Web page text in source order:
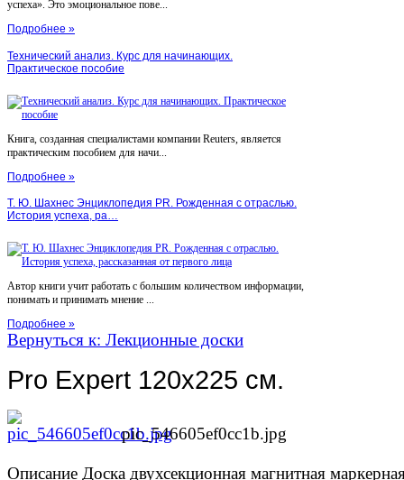
успеха». Это эмоциональное пове...
Подробнее »
Технический анализ. Курс для начинающих.
Практическое пособие
Книга, созданная специалистами компании Reuters, является
практическим пособием для начи...
Подробнее »
Т. Ю. Шахнес Энциклопедия PR. Рожденная с отраслью.
История успеха, ра…
Автор книги учит работать с большим количеством информации,
понимать и принимать мнение ...
Подробнее »
Вернуться к: Лекционные доски
Pro Expert 120x225 см.
pic_546605ef0cc1b.jpg
Описание Доска двухсекционная магнитная